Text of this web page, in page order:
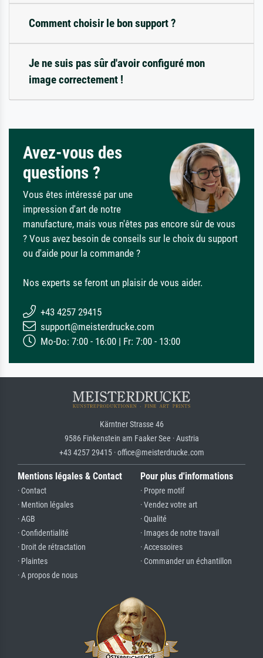
Comment choisir le bon support ?
Je ne suis pas sûr d'avoir configuré mon
image correctement !
Avez-vous des
questions ?
Vous êtes intéressé par une
impression d'art de notre
manufacture, mais vous n'êtes pas encore sûr de vous
? Vous avez besoin de conseils sur le choix du support
ou d'aide pour la commande ?
Nos experts se feront un plaisir de vous aider.
+43 4257 29415
support@meisterdrucke.com
Mo-Do: 7:00 - 16:00 | Fr: 7:00 - 13:00
Kärntner Strasse 46
9586 Finkenstein am Faaker See · Austria
+43 4257 29415 · office@meisterdrucke.com
Mentions légales & Contact
· Contact
· Mention légales
· AGB
· Confidentialité
· Droit de rétractation
· Plaintes
· A propos de nous
Pour plus d'informations
· Propre motif
· Vendez votre art
· Qualité
· Images de notre travail
· Accessoires
· Commander un échantillon